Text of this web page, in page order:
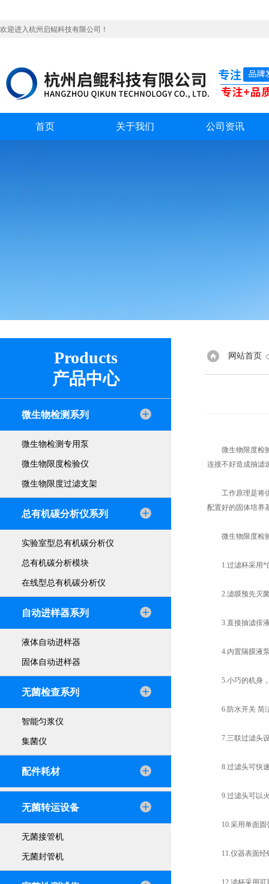
欢迎进入杭州启鲲科技有限公司！
首页 关于我们 公司资讯
Products
产品中心
微生物检测系列
微生物检测专用泵
微生物限度检验仪
微生物限度过滤支架
总有机碳分析仪系列
实验室型总有机碳分析仪
总有机碳分析模块
在线型总有机碳分析仪
自动进样器系列
液体自动进样器
固体自动进样器
无菌检查系列
智能匀浆仪
集菌仪
配件耗材
无菌转运设备
无菌接管机
无菌封管机
网站首页
微生物限度检验
连接不好造成抽滤
工作原理是将供
配置好的固体培养
微生物限度检
1.过滤杯采用*的
2.滤膜预先灭菌
3.直接抽滤排液
4.内置隔膜液泵
5.小巧的机身，
6.防水开关 简
7.三联过滤头设
8.过滤头可快速
9.过滤头可以火
10.采用单面圆
11.仪器表面经
12.滤杯采用可